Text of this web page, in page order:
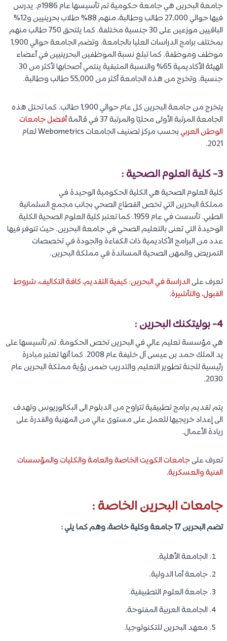
جامعة البحرين هي جامعة حكومية تم تأسيسها عام 1986م. يدرس
فيها حوالي 27,000 طالب وطالبة، منهم 88% طلاب بحرينيين و12%
الباقيين موزعين على 30 جنسية مختلفة. كما يلتحق 750 طالب منهم
بمختلف برامج الدراسات العليا بالجامعة. وتضم الجامعة حوالي 1,900
موظف وموظفة. كما تبلغ نسبة الموظفين البحرينيين في أعضاء
الهيئة الأكاديمية 65% والنسبة المتبقية ينتمي أصحابها لأكثر من 30
جنسية. وتخرج من هذه الجامعة أكثر من 55,000 طالب وطالبة.
يتخرج من جامعة البحرين كل عام حوالي 1,900 طالب. كما تحتل هذه
الجامعة المرتبة الأولى محليًا والمرتبة 37 في قائمة
أفضل جامعات
الوطن العربي
بحسب مركز تصنيف الجامعات Webometrics لعام
2021.
3- كلية العلوم الصحية :
كلية العلوم الصحية هي الكلية الحكومية الوحيدة في
مملكة البحرين التي تخص القطاع الصحي بجانب مجمع السلمانية
الطبي. تأسست في عام 1959. كما تعتبر كلية العلوم الصحية الكلية
الوحيدة التي تعنى بالتعليم الصحي في جامعة البحرين. حيث تتوفر فيها
عدد من البرامج الأكاديمية ذات الكفاءة والجودة في تخصصات
التمريض والمهن الصحية المساندة في مملكة البحرين.
تعرف علىالدراسة في البحرين: كيفية التقديم، كافة التكاليف، شروط
القبول، والتأشيرة.
4- بوليتكنك البحرين :
هي مؤسسة تعليم عالي في البحرين تخص الحكومة. تم تأسيسها على
يد الملك حمد بن عيسى آل خليفة عام 2008. كما أنها تعتبر مبادرة
رئيسية للجنة تطوير التعليم والتدريب ضمن رؤية مملكة البحرين عام
2030.
يتم تقديم برامج تطبيقية تتراوح من الدبلوم الى البكالوريوس وتهدف
الى إعداد خريجيها للعمل على مستوى عالي من المهنية والقدرة على
ريادة الأعمال.
تعرف علىجامعات الكويت الخاصة والعامة والكليات والمؤسسات
الفنية والعسكرية.
جامعات البحرين الخاصة :
تضم البحرين 17 جامعة وكلية خاصة، وهم كما يلي :
الجامعة الأهلية.
جامعة أما الدولية.
جامعة العلوم التطبيقية.
الجامعة العربية المفتوحة.
معهد البحرين للتكنولوجيا.